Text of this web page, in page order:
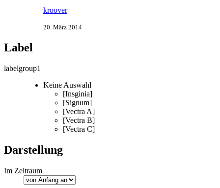
kroover
20. März 2014
Label
labelgroup1
Keine Auswahl
[Insginia]
[Signum]
[Vectra A]
[Vectra B]
[Vectra C]
Darstellung
Im Zeitraum